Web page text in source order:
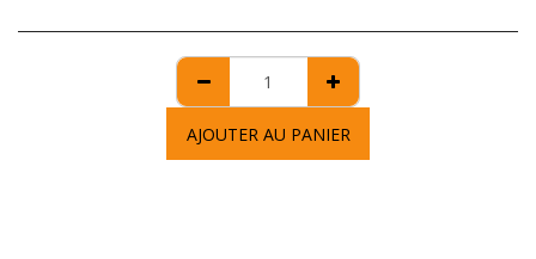
AJOUTER AU PANIER